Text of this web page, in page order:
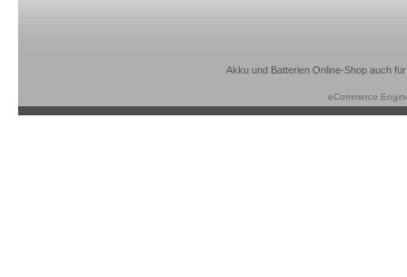
Akku und Batterien Online-Shop auch
eCommerce